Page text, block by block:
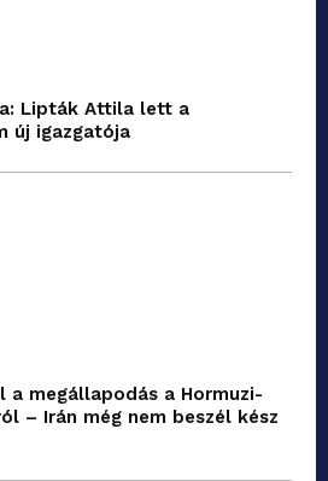
Lipták Attila lett a
új igazgatója
a megállapodás a Hormuzi-
– Irán még nem beszél kész